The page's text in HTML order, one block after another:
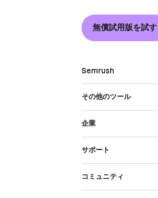
無償試用版を試す
Semrush
その他のツール
企業
サポート
コミュニティ